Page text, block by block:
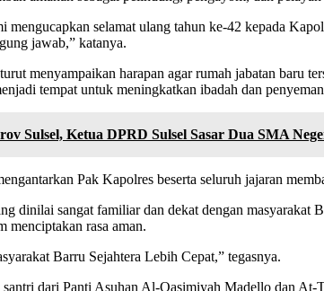
mengucapkan selamat ulang tahun ke-42 kepada
jawab,” katanya.
menyampaikan harapan agar rumah jabatan baru
tempat untuk meningkatkan ibadah dan
Sulsel, Ketua DPRD Sulsel Sasar Dua SMA
Pak Kapolres beserta seluruh jajaran
dinilai sangat familiar dan dekat dengan
menciptakan rasa aman.
Barru Sejahtera Lebih Cepat,” tegasnya.
dari Panti Asuhan Al-Qasimiyah Madello dan